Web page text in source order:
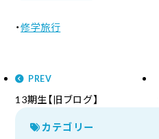
・修学旅行
PREV
13期生【旧ブログ】
カテゴリー